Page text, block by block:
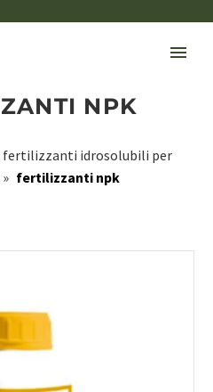
NPK
fertilizzanti idrosolubili per
» fertilizzanti npk